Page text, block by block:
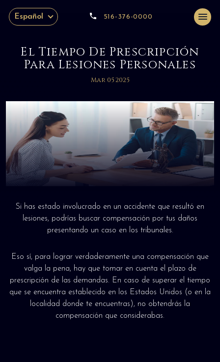
Español 516-376-0000
El Tiempo De Prescripción
Para Lesiones Personales
Mar 05 2025
Si has estado involucrado en un accidente que resultó en
lesiones, podrías buscar compensación por tus daños
presentando un caso en los tribunales.
Eso sí, para lograr verdaderamente una compensación que
valga la pena, hay que tomar en cuenta el plazo de
prescripción de las demandas. En caso de superar el tiempo
que se encuentra establecido en los Estados Unidos (o en la
localidad donde te encuentras), no obtendrás la
compensación que considerabas.